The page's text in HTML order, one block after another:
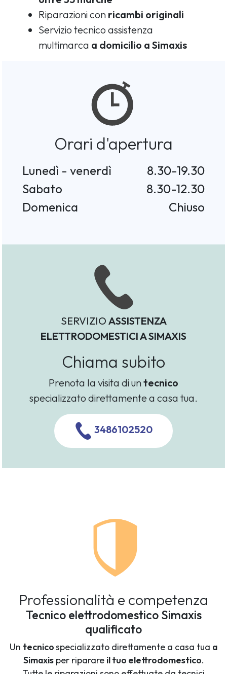
Riparazioni con ricambi originali
Servizio tecnico assistenza
multimarca a domicilio a Simaxis
Orari d'apertura
Lunedì - venerdì
8.30-19.30
Sabato
8.30-12.30
Domenica
Chiuso
SERVIZIO ASSISTENZA
ELETTRODOMESTICI A SIMAXIS
Chiama subito
Prenota la visita di untecnico
specializzato direttamente a casa tua.
3486102520
Professionalità e competenza
Tecnico elettrodomestico Simaxis
qualificato
Un tecnicospecializzato direttamente a casa tua a
Simaxisper riparare il tuo elettrodomestico.